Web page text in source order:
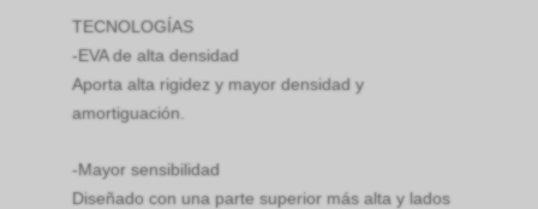
TECNOLOGÍAS
-EVA de alta densidad
Aporta alta rigidez y mayor densidad y
amortiguación.
-Mayor sensibilidad
Diseñado con una parte superior más alta y lados